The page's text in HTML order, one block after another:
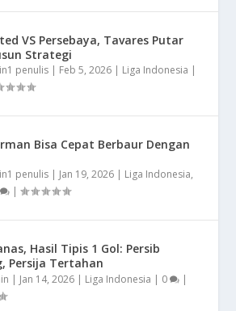
VS Persebaya, Tavares Putar
Strategi
penulis | Feb 5, 2026 | Liga Indonesia |
Bisa Cepat Berbaur Dengan
penulis | Jan 19, 2026 | Liga Indonesia,
|
Hasil Tipis 1 Gol: Persib
Persija Tertahan
| Jan 14, 2026 | Liga Indonesia | 0 |